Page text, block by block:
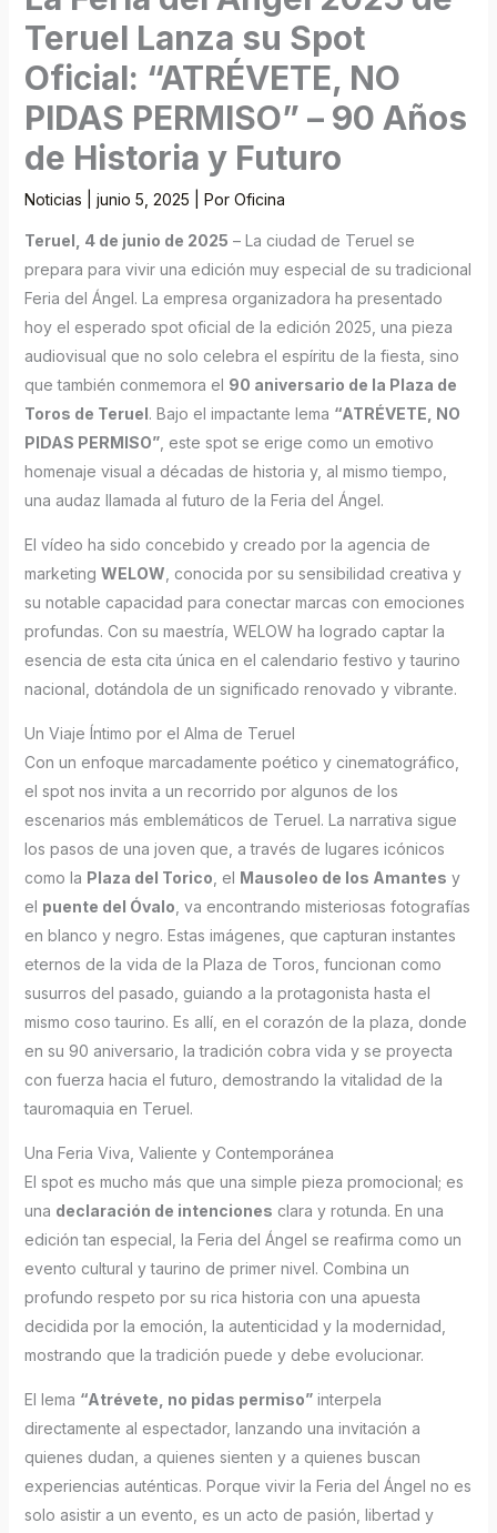
Teruel Lanza su Spot
Oficial: “ATRÉVETE, NO
PIDAS PERMISO” – 90 Años
de Historia y Futuro
Noticias junio 5, 2025 | Por Oficina
Teruel, 4 de junio de 2025 – La ciudad de Teruel se
prepara para vivir una edición muy especial de su tradicional
Feria del Ángel. La empresa organizadora ha presentado
hoy el esperado spot oficial de la edición 2025, una pieza
audiovisual que no solo celebra el espíritu de la fiesta, sino
que también conmemora el 90 aniversario de la Plaza de
Toros de Teruel. Bajo el impactante lema “ATRÉVETE, NO
PIDAS PERMISO”, este spot se erige como un emotivo
homenaje visual a décadas de historia y, al mismo tiempo,
una audaz llamada al futuro de la Feria del Ángel.
El vídeo ha sido concebido y creado por la agencia de
marketing WELOW , conocida por su sensibilidad creativa y
su notable capacidad para conectar marcas con emociones
profundas. Con su maestría, WELOW ha logrado captar la
esencia de esta cita única en el calendario festivo y taurino
nacional, dotándola de un significado renovado y vibrante.
Un Viaje Íntimo por el Alma de Teruel
Con un enfoque marcadamente poético y cinematográfico,
el spot nos invita a un recorrido por algunos de los
escenarios más emblemáticos de Teruel. La narrativa sigue
los pasos de una joven que, a través de lugares icónicos
como la Plaza del Torico , el Mausoleo de los Amantes y
el puente del Óvalo , va encontrando misteriosas fotografías
en blanco y negro. Estas imágenes, que capturan instantes
eternos de la vida de la Plaza de Toros, funcionan como
susurros del pasado, guiando a la protagonista hasta el
mismo coso taurino. Es allí, en el corazón de la plaza, donde
en su 90 aniversario, la tradición cobra vida y se proyecta
con fuerza hacia el futuro, demostrando la vitalidad de la
tauromaquia en Teruel.
Una Feria Viva, Valiente y Contemporánea
El spot es mucho más que una simple pieza promocional; es
una declaración de intenciones clara y rotunda. En una
edición tan especial, la Feria del Ángel se reafirma como un
evento cultural y taurino de primer nivel. Combina un
profundo respeto por su rica historia con una apuesta
decidida por la emoción, la autenticidad y la modernidad,
mostrando que la tradición puede y debe evolucionar.
El lema “Atrévete, no pidas permiso”interpela
directamente al espectador, lanzando una invitación a
quienes dudan, a quienes sienten y a quienes buscan
experiencias auténticas. Porque vivir la Feria del Ángel no es
solo asistir a un evento, es un acto de pasión, libertad y